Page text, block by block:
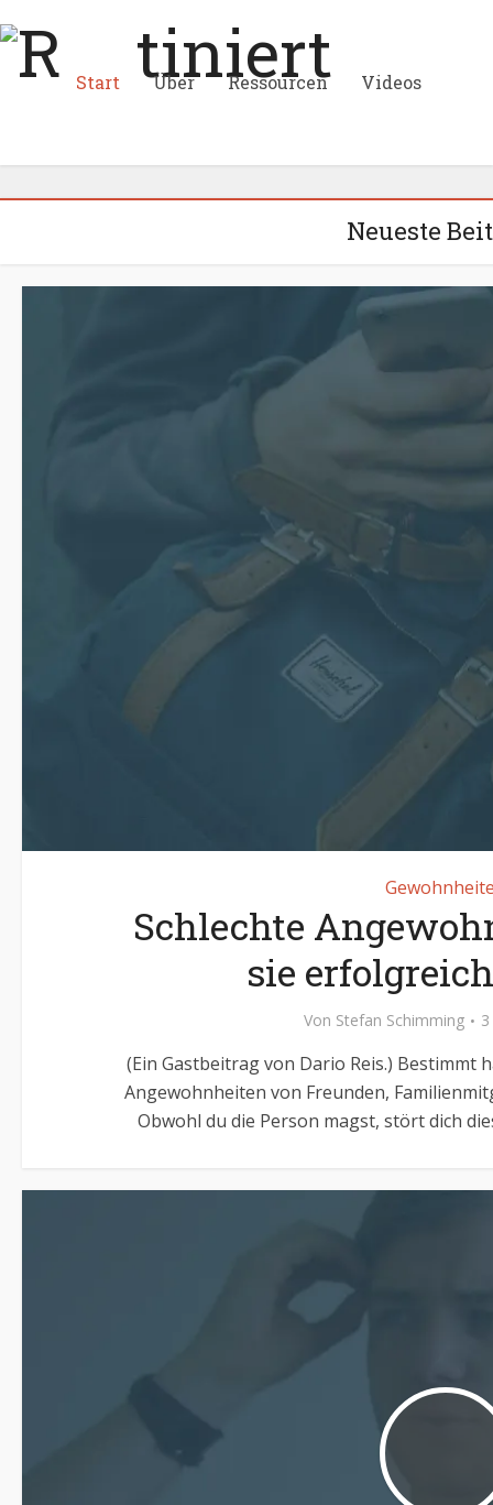
Start Über Ressourcen Videos
Neueste
Schlechte
sie
Von Stefan Schimming
(Ein Gastbeitrag von Dario Reis.) Bestimmt
Angewohnheiten von Freunden,
Obwohl du die Person magst, stört dich